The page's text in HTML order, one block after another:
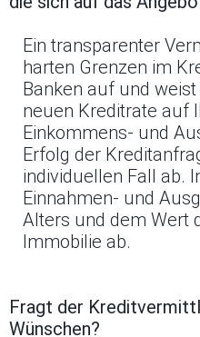
Ein transparenter
harten Grenzen im
Banken auf und
neuen Kreditrate auf
Einkommens- und
Erfolg der
individuellen Fall ab.
Einnahmen- und
Alters und dem Wert
Immobilie ab.
Fragt der
Wünschen?